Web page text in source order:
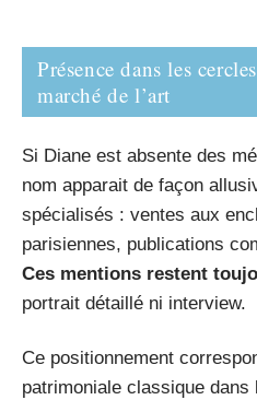
Présence dans les
marché de l’art
Si Diane est absente des
nom apparait de façon
spécialisés : ventes aux
parisiennes, publications
Ces mentions restent
portrait détaillé ni interview.
Ce positionnement
patrimoniale classique dans